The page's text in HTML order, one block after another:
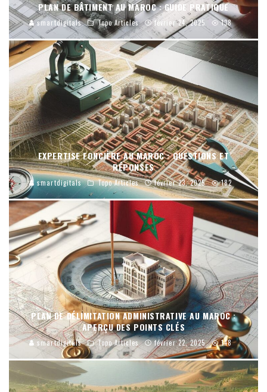
PLAN DE BÂTIMENT AU MAROC : GUIDE PRATIQUE
smartdigitals Topo Articles février 24, 2025 138
EXPERTISE FONCIÈRE AU MAROC : QUESTIONS ET
RÉPONSES
smartdigitals Topo Articles février 23, 2025 182
PLAN DE DÉLIMITATION ADMINISTRATIVE AU MAROC :
APERÇU DES POINTS CLÉS
smartdigitals Topo Articles février 22, 2025 148